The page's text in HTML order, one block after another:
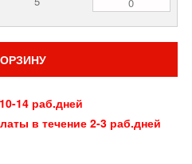
14 раб.дней
в течение 2-3 раб.дней